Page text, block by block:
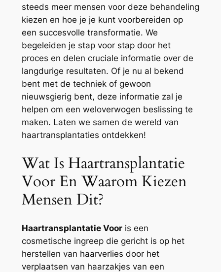
steeds meer mensen voor deze behandeling
kiezen en hoe je je kunt voorbereiden op
een succesvolle transformatie. We
begeleiden je stap voor stap door het
proces en delen cruciale informatie over de
langdurige resultaten. Of je nu al bekend
bent met de techniek of gewoon
nieuwsgierig bent, deze informatie zal je
helpen om een weloverwogen beslissing te
maken. Laten we samen de wereld van
haartransplantaties ontdekken!
Wat Is Haartransplantatie
Voor En Waarom Kiezen
Mensen Dit?
Haartransplantatie Vooris een
cosmetische ingreep die gericht is op het
herstellen van haarverlies door het
verplaatsen van haarzakjes van een